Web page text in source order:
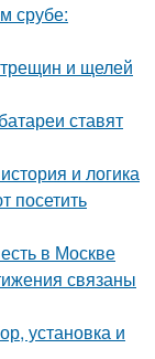
срубе:
и щелей
ставят
и логика
посетить
в Москве
связаны
установка и